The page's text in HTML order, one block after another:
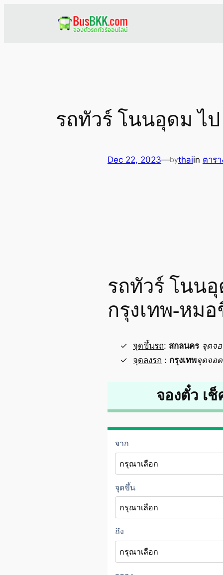
รถทัวร์ โนนอุดม ไ
Dec 22, 2023—bythaiin ตาร
รถทัวร์ โนน
กรุงเทพ-หมอ
จุดขึ้นรถ: สกลนคร จุดจ
จุดลงรถ : กรุงเทพจุดจอด
จองตั๋ว เ